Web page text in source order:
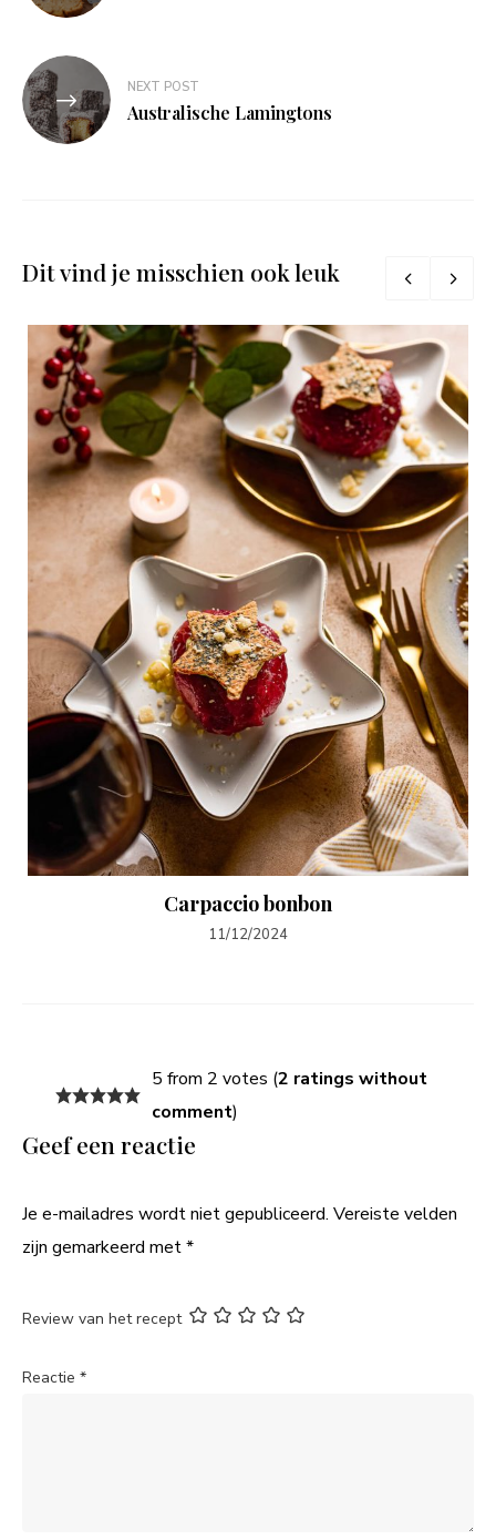
NEXT POST
Australische Lamingtons
Dit vind je misschien ook leuk
Carpaccio bonbon
11/12/2024
5 from 2 votes (2 ratings without
comment)
Geef een reactie
Je e-mailadres wordt niet gepubliceerd. Vereiste velden
zijn gemarkeerd met*
Review van het recept
Reactie *